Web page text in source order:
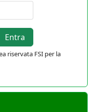
riservata FSI per la